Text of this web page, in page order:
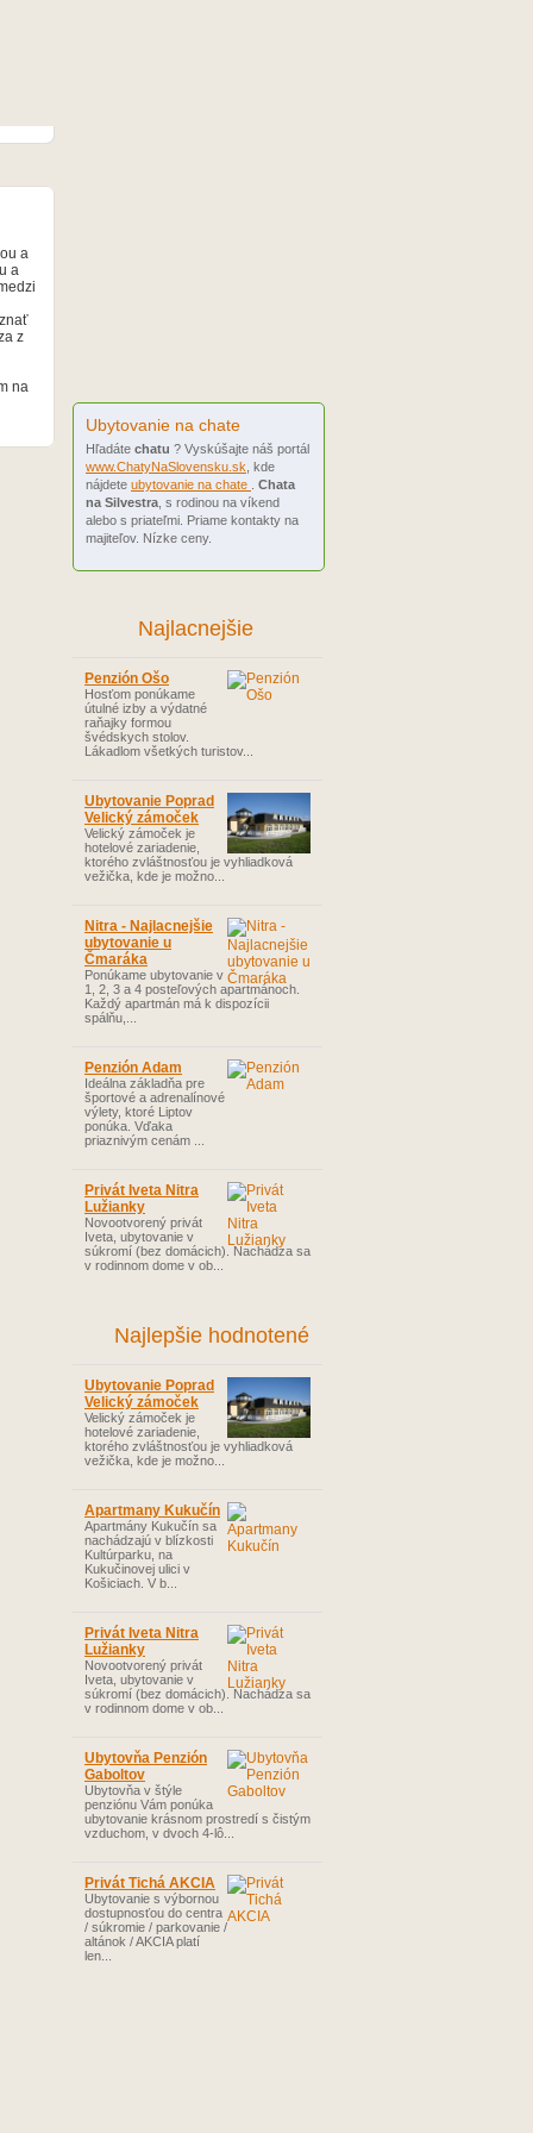
a
a
Ubytovanie na chate
Hľadáte chatu ? Vyskúšajte náš portál
www.ChatyNaSlovensku.sk , kde
nájdete ubytovanie na chate
Chata
na Silvestra , s rodinou na víkend
alebo s priateľmi. Priame kontakty na
majiteľov. Nízke ceny.
Najlacnejšie
Penzión Ošo
Hosťom ponúkame
útulné izby a výdatné
raňajky formou
švédskych stolov.
Lákadlom všetkých turistov...
Ubytovanie Poprad
Velický zámoček
Velický zámoček je
hotelové zariadenie,
ktorého zvláštnosťou je vyhliadková
vežička, kde je možno...
Nitra - Najlacnejšie
ubytovanie u
Čmaráka
Ponúkame ubytovanie v
1, 2, 3 a 4 posteľových apartmánoch.
Každý apartmán má k dispozícii
spálňu,...
Penzión Adam
Ideálna základňa pre
športové a adrenalínové
výlety, ktoré Liptov
ponúka. Vďaka
priaznivým cenám ...
Privát Iveta Nitra
Lužianky
Novootvorený privát
Iveta, ubytovanie v
súkromí (bez domácich). Nachádza sa
v rodinnom dome v ob...
Najlepšie hodnotené
Ubytovanie Poprad
Velický zámoček
Velický zámoček je
hotelové zariadenie,
ktorého zvláštnosťou je vyhliadková
vežička, kde je možno...
Apartmany Kukučín
Apartmány Kukučín sa
nachádzajú v blízkosti
Kultúrparku, na
Kukučinovej ulici v
Košiciach. V b...
Privát Iveta Nitra
Lužianky
Novootvorený privát
Iveta, ubytovanie v
súkromí (bez domácich). Nachádza sa
v rodinnom dome v ob...
Ubytovňa Penzión
Gaboltov
Ubytovňa v štýle
penziónu Vám ponúka
ubytovanie krásnom prostredí s čistým
vzduchom, v dvoch 4-lô...
Privát Tichá AKCIA
Ubytovanie s výbornou
dostupnosťou do centra
/ súkromie / parkovanie /
altánok / AKCIA platí
len...